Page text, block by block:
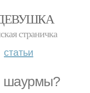
страничка
статьи
шаурмы?